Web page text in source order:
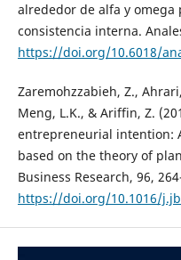
alrededor de alfa y
consistencia interna.
https://doi.org/10.6018/
Zaremohzzabieh, Z.,
Meng, L.K., & Ariffin, Z.
entrepreneurial intention:
based on the theory of
Business Research, 96,
https://doi.org/10.1016/